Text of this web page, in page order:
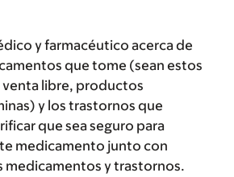
y farmacéutico acerca de
que tome (sean estos
libre, productos
y los trastornos que
que sea seguro para
medicamento junto con
medicamentos y trastornos.